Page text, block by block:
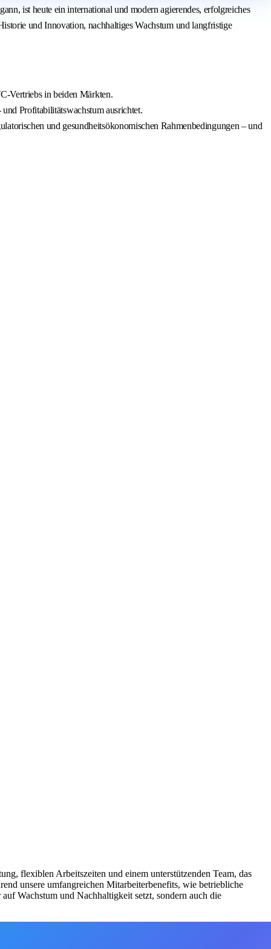
ist heute ein international und modern agierendes, erfolgreiches
und Innovation, nachhaltiges Wachstum und langfristige
Vertriebs in beiden Märkten.
Profitabilitätswachstum ausrichtet.
und gesundheitsökonomischen Rahmenbedingungen – und
flexiblen Arbeitszeiten und einem unterstützenden Team, das
unsere umfangreichen Mitarbeiterbenefits, wie betriebliche
Wachstum und Nachhaltigkeit setzt, sondern auch die